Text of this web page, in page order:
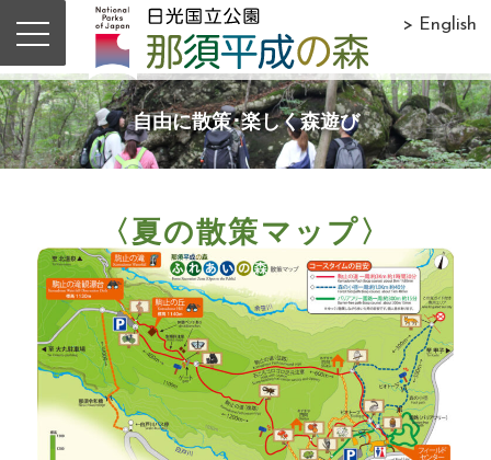
> English
自由に散策･楽しく森遊び
〈夏の散策マップ〉